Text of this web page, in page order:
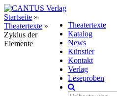
Theatertexte
Katalog
News
Künstler
Kontakt
Verlag
Leseproben
Startseite »
Theatertexte »
Zyklus der
Elemente